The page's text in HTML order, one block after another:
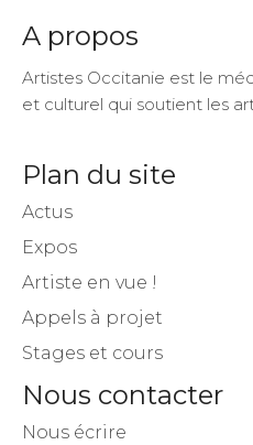
A propos
Artistes Occitanie est le
et culturel qui soutient les
Plan du site
Actus
Expos
Artiste en vue !
Appels à projet
Stages et cours
Nous contacter
Nous écrire